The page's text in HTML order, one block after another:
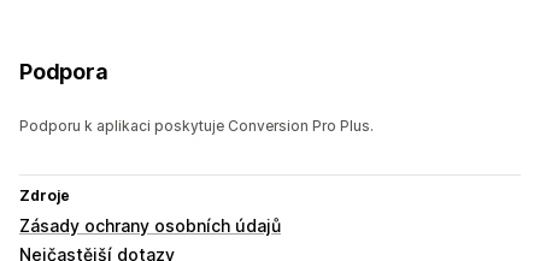
Podpora
Podporu k aplikaci poskytuje Conversion Pro Plus.
Zdroje
Zásady ochrany osobních údajů
Nejčastější dotazy